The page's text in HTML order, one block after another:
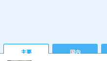
主要 国内